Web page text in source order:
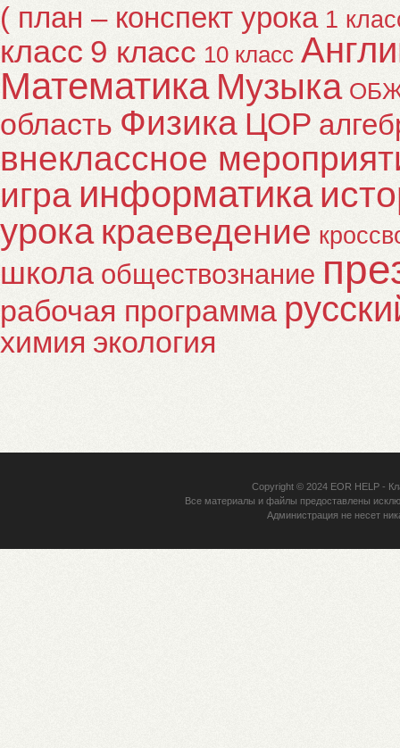
( план – конспект урока 1
класс 9 класс 10 класс
Математика Музыка
область Физика ЦОР
внеклассное
игра информатика
урока краеведение
школа обществознание
рабочая программа
химия экология
Copyright © 2024 EOR HELP-
Все материалы и файлы предоставлены
Администрация не несет